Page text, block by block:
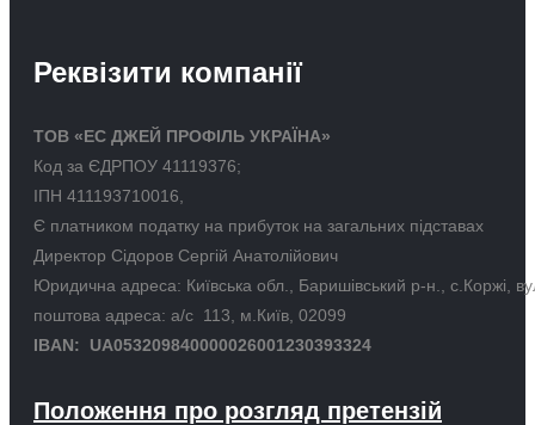
Реквізити компанії
ТОВ «ЕС ДЖЕЙ ПРОФІЛЬ УКРАЇНА»
Код за ЄДРПОУ 41119376;
ІПН 411193710016,
Є платником податку на прибуток на загальних підставах
Директор Сідоров Сергій Анатолійович
Юридична адреса: Київська обл., Баришівський р-н., с.Коржі,
поштова адреса: а/с 113, м.Київ, 02099
IBAN: UA053209840000026001230393324
Положення про розгляд претензій